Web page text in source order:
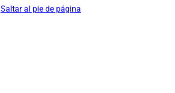
Saltar al pie de página